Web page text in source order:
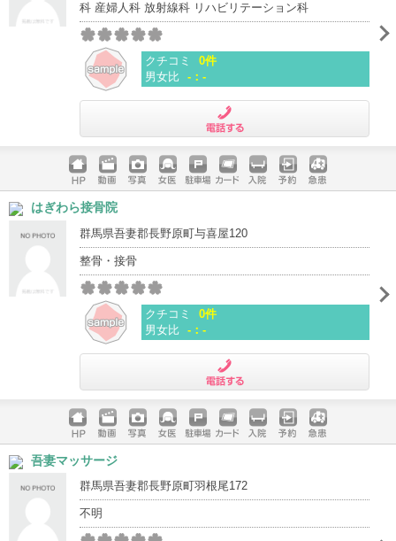
科 産婦人科 放射線科 リハビリテーション科
クチコミ
0件
男女比 -：-
ホームペ
ージ
動画 写真 女医 駐車場
クレジッ
入院 予約 急患
はぎわら接骨院
群馬県吾妻郡長野原町与喜屋120
整骨・接骨
クチコミ
0件
男女比 -：-
ホームペ
ージ
動画 写真 女医 駐車場
クレジッ
入院 予約 急患
吾妻マッサージ
群馬県吾妻郡長野原町羽根尾172
不明